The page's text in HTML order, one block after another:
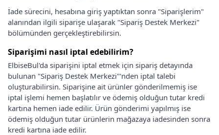
İade sürecini, hesabına giriş yaptıktan sonra "Siparişlerim"
alanından ilgili siparişe ulaşarak "Sipariş Destek Merkezi"
bölümünden gerçekleştirebilirsin.
Siparişimi nasıl iptal edebilirim?
ElbiseBul'da siparişini iptal etmek için sipariş detayında
bulunan "Sipariş Destek Merkezi"'nden iptal talebi
oluşturabilirsin. Siparişine ait ürünler gönderilmemiş ise
iptal işlemi hemen başlatılır ve ödemiş olduğun tutar kredi
kartına hemen iade edilir. Ürün gönderimi yapılmış ise
ödemiş olduğun tutar ürünlerin mağazaya iadesinden sonra
kredi kartına iade edilir.